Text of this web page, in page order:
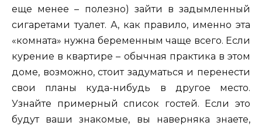
еще менее – полезно) зайти в задымленный
сигаретами туалет. А, как правило, именно эта
«комната» нужна беременным чаще всего. Если
курение в квартире – обычная практика в этом
доме, возможно, стоит задуматься и перенести
свои планы куда-нибудь в другое место.
Узнайте примерный список гостей. Если это
будут ваши знакомые, вы наверняка знаете,